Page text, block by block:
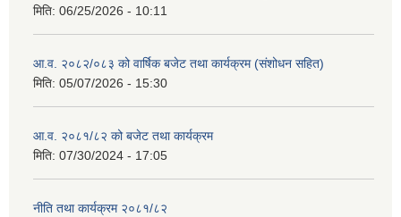
मिति: 06/25/2026 - 10:11
आ.व. २०८२/०८३ को वार्षिक बजेट तथा कार्यक्रम (संशोधन सहित)
मिति: 05/07/2026 - 15:30
आ.व. २०८१/८२ को बजेट तथा कार्यक्रम
मिति: 07/30/2024 - 17:05
नीति तथा कार्यक्रम २०८१/८२